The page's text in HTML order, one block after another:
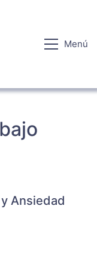
Menú
Ansiedad